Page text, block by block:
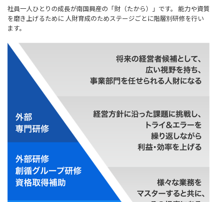
社員一人ひとりの成長が南国興産の「財（たから）」です。
能力や資質
を磨き上げるために 人財育成のためステージごとに階層別研修を行い
ます。